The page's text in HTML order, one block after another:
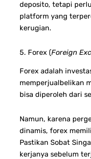
deposito, tetapi
platform yang
kerugian.
5. Forex (Foreign
Forex adalah
memperjualbelikan
bisa diperoleh dari
Namun, karena
dinamis, forex
Pastikan Sobat
kerjanya sebelum